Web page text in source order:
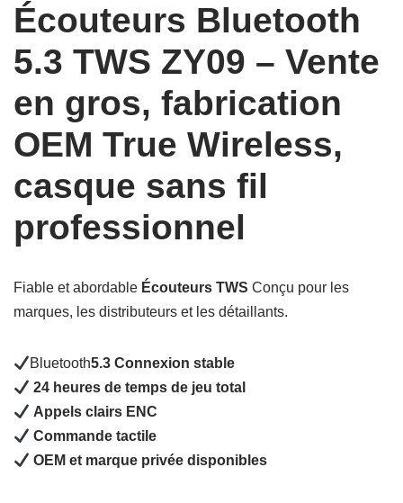
Écouteurs Bluetooth
5.3 TWS ZY09 – Vente
en gros, fabrication
OEM True Wireless,
casque sans fil
professionnel
Fiable et abordable Écouteurs TWS Conçu pour les
marques, les distributeurs et les détaillants.
Bluetooth5.3 Connexion stable
24 heures de temps de jeu total
Appels clairs ENC
Commande tactile
OEM et marque privée disponibles